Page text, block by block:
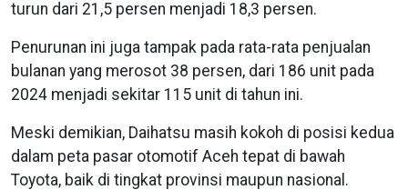
turun dari 21,5 persen menjadi 18,3 persen.
Penurunan ini juga tampak pada rata-rata penjualan
bulanan yang merosot 38 persen, dari 186 unit pada
2024 menjadi sekitar 115 unit di tahun ini.
Meski demikian, Daihatsu masih kokoh di posisi kedua
dalam peta pasar otomotif Aceh tepat di bawah
Toyota, baik di tingkat provinsi maupun nasional.